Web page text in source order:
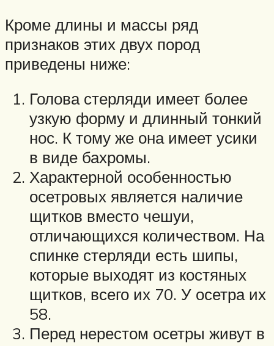
Кроме длины и массы ряд
признаков этих двух пород
приведены ниже:
Голова стерляди имеет более
узкую форму и длинный тонкий
нос. К тому же она имеет усики
в виде бахромы.
Характерной особенностью
осетровых является наличие
щитков вместо чешуи,
отличающихся количеством. На
спинке стерляди есть шипы,
которые выходят из костяных
щитков, всего их 70. У осетра их
58.
Перед нерестом осетры живут в